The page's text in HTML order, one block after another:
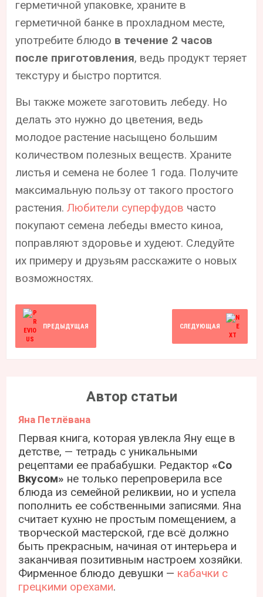
герметичной упаковке, храните в
герметичной банке в прохладном месте,
употребите блюдо в течение 2 часов
после приготовления, ведь продукт теряет
текстуру и быстро портится.
Вы также можете заготовить лебеду. Но
делать это нужно до цветения, ведь
молодое растение насыщено большим
количеством полезных веществ. Храните
листья и семена не более 1 года. Получите
максимальную пользу от такого простого
растения.Любители суперфудов часто
покупают семена лебеды вместо киноа,
поправляют здоровье и худеют. Следуйте
их примеру и друзьям расскажите о новых
возможностях.
ПРЕДЫДУЩАЯ СЛЕДУЮЩАЯ
Автор статьи
Яна Петлёвана
Первая книга, которая увлекла Яну еще в
детстве, — тетрадь с уникальными
рецептами ее прабабушки. Редактор«Со
Вкусом» не только перепроверила все
блюда из семейной реликвии, но и успела
пополнить ее собственными записями. Яна
считает кухню не простым помещением, а
творческой мастерской, где всё должно
быть прекрасным, начиная от интерьера и
заканчивая позитивным настроем хозяйки.
Фирменное блюдо девушки — кабачки с
грецкими орехами.